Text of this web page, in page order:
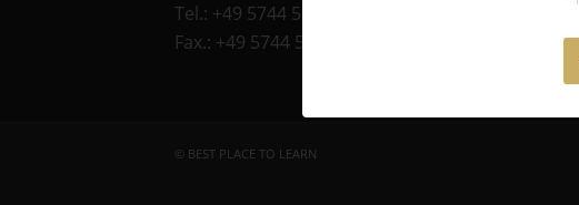
Tel.: +49 5744 5070-0
Fax.: +49 5744 5070-25
© BEST PLACE TO LEARN